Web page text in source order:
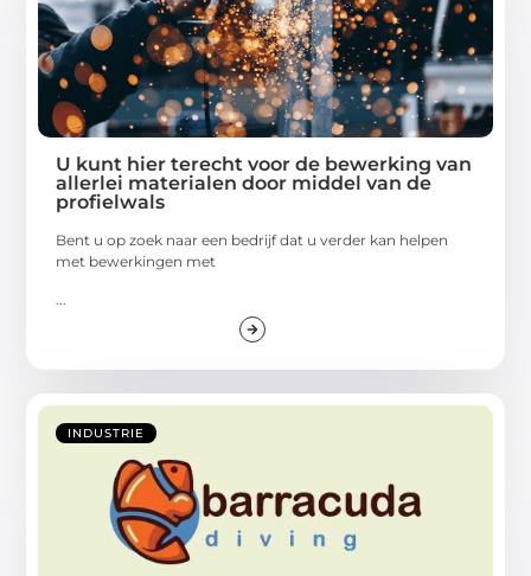
U kunt hier terecht voor de bewerking van
allerlei materialen door middel van de
profielwals
Bent u op zoek naar een bedrijf dat u verder kan helpen
met bewerkingen met
INDUSTRIE